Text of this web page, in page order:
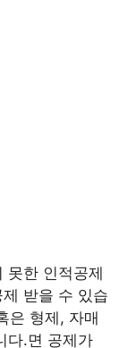
못한 인적공제
받을 수 있습
은 형제, 자매
다.면 공제가